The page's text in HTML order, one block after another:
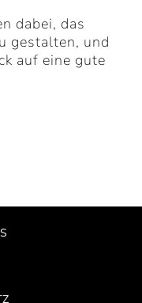
dabei, das
gestalten, und
auf eine gute